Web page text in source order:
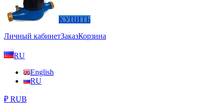
КУПИТЬ
Личный кабинетЗаказКорзина
RU
English
RU
₽ RUB